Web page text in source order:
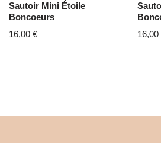
Sautoir Mini Étoile
Boncoeurs
16,00 €
16,00